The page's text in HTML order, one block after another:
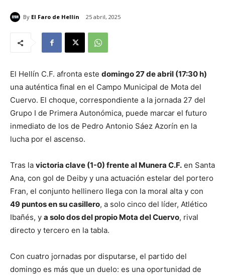
By El Faro de Hellín 25 abril, 2025
El Hellín C.F. afronta este domingo 27 de abril (17:30 h)
una auténtica final en el Campo Municipal de Mota del
Cuervo. El choque, correspondiente a la jornada 27 del
Grupo I de Primera Autonómica, puede marcar el futuro
inmediato de los de Pedro Antonio Sáez Azorín en la
lucha por el ascenso.
Tras la victoria clave (1-0) frente al Munera C.F. en Santa
Ana, con gol de Deiby y una actuación estelar del portero
Fran, el conjunto hellinero llega con la moral alta y con
49 puntos en su casillero, a solo cinco del líder, Atlético
Ibañés, y a solo dos del propio Mota del Cuervo, rival
directo y tercero en la tabla.
Con cuatro jornadas por disputarse, el partido del
domingo es más que un duelo: es una oportunidad de